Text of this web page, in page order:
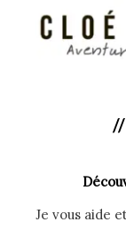
//
Je vous aide